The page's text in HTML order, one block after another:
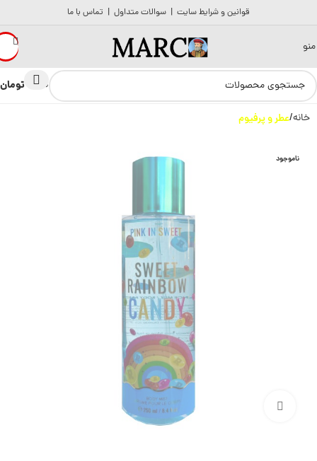
قوانین و شرایط سایت | سوالات متداول | تماس با ما
منو
0 تومان
خانه عطر و پرفیوم
ناموجود